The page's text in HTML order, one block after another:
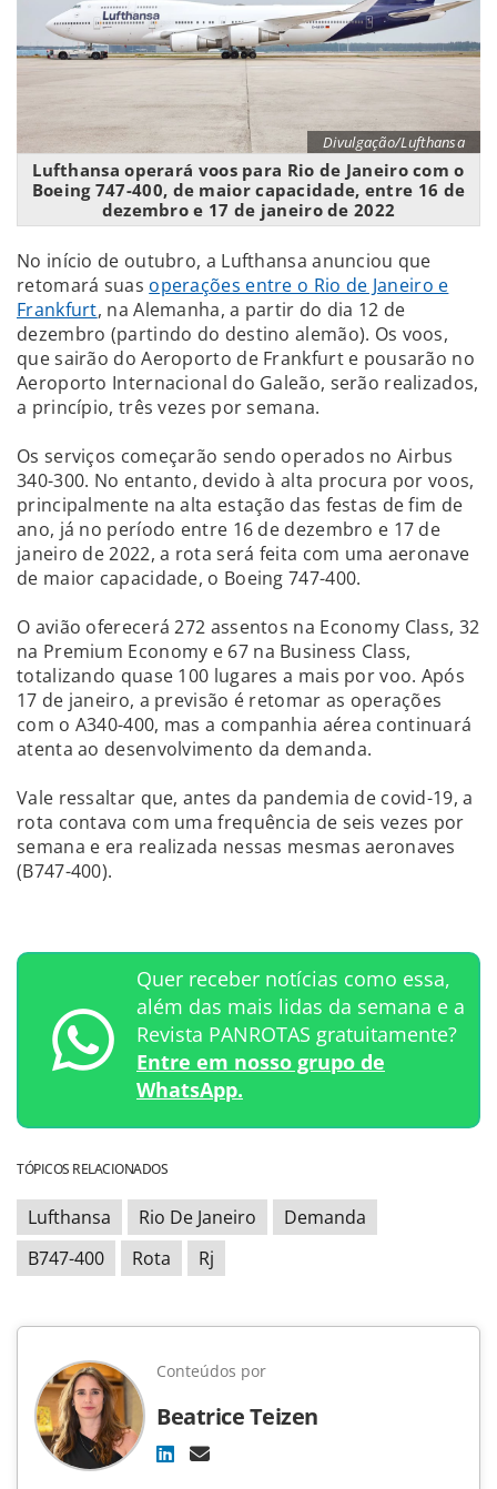
Divulgação/Lufthansa
Lufthansa operará voos para Rio de Janeiro com o
Boeing 747-400, de maior capacidade, entre 16 de
dezembro e 17 de janeiro de 2022
No início de outubro, a Lufthansa anunciou que
retomará suas operações entre o Rio de Janeiro e
Frankfurt, na Alemanha, a partir do dia 12 de
dezembro (partindo do destino alemão). Os voos,
que sairão do Aeroporto de Frankfurt e pousarão no
Aeroporto Internacional do Galeão, serão realizados,
a princípio, três vezes por semana.
Os serviços começarão sendo operados no Airbus
340-300. No entanto, devido à alta procura por voos,
principalmente na alta estação das festas de fim de
ano, já no período entre 16 de dezembro e 17 de
janeiro de 2022, a rota será feita com uma aeronave
de maior capacidade, o Boeing 747-400.
O avião oferecerá 272 assentos na Economy Class, 32
na Premium Economy e 67 na Business Class,
totalizando quase 100 lugares a mais por voo. Após
17 de janeiro, a previsão é retomar as operações
com o A340-400, mas a companhia aérea continuará
atenta ao desenvolvimento da demanda.
Vale ressaltar que, antes da pandemia de covid-19, a
rota contava com uma frequência de seis vezes por
semana e era realizada nessas mesmas aeronaves
(B747-400).
Quer receber notícias como essa,
além das mais lidas da semana e a
Revista PANROTAS gratuitamente?
Entre em nosso grupo de
WhatsApp.
TÓPICOS RELACIONADOS
Lufthansa Rio De Janeiro
Demanda
B747-400
Rota Rj
Conteúdos por
Beatrice Teizen